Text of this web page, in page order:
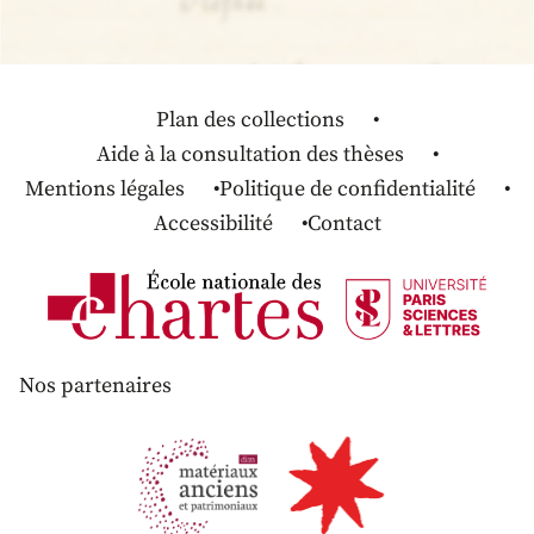
Plan des collections
Aide à la consultation des thèses
Mentions légales
Politique de confidentialité
Accessibilité
Contact
Nos partenaires